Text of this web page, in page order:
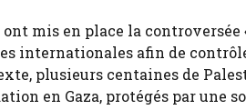
mis en place la controversée
internationales afin de
plusieurs centaines de
en Gaza, protégés par une